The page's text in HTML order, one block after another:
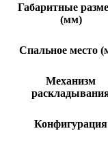
Габаритные
(мм)
Спальное место
Механизм
Конфигурация